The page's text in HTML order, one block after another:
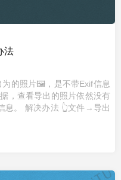
法
的照片🖼️，是不带Exif信息
，查看导出的照片依然没有
息。 解决办法 👆文件→导出